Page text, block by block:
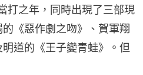
打之年，同時出現了三部現
《惡作劇之吻》、賀軍翔
道的《王子變青蛙》。但